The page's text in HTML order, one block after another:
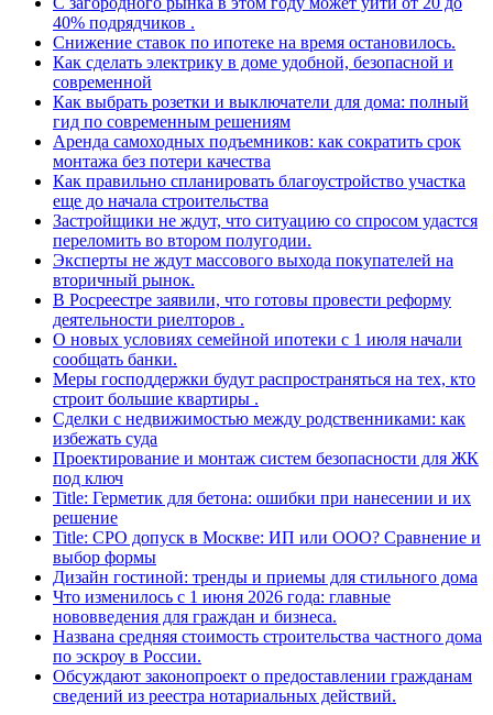
40% подрядчиков .
Снижение ставок по ипотеке на время остановилось.
Как сделать электрику в доме удобной, безопасной и
современной
Как выбрать розетки и выключатели для дома: полный
гид по современным решениям
Аренда самоходных подъемников: как сократить срок
монтажа без потери качества
Как правильно спланировать благоустройство участка
еще до начала строительства
Застройщики не ждут, что ситуацию со спросом удастся
переломить во втором полугодии.
Эксперты не ждут массового выхода покупателей на
вторичный рынок.
В Росреестре заявили, что готовы провести реформу
деятельности риелторов .
О новых условиях семейной ипотеки с 1 июля начали
сообщать банки.
Меры господдержки будут распространяться на тех, кто
строит большие квартиры .
Сделки с недвижимостью между родственниками: как
избежать суда
Проектирование и монтаж систем безопасности для ЖК
под ключ
Title: Герметик для бетона: ошибки при нанесении и их
решение
Title: СРО допуск в Москве: ИП или ООО? Сравнение и
выбор формы
Дизайн гостиной: тренды и приемы для стильного дома
Что изменилось с 1 июня 2026 года: главные
нововведения для граждан и бизнеса.
Названа средняя стоимость строительства частного дома
по эскроу в России.
Обсуждают законопроект о предоставлении гражданам
сведений из реестра нотариальных действий.